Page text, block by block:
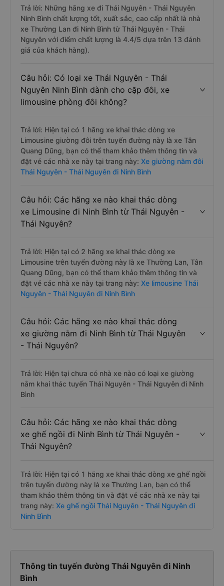
Trả lời: Những hãng xe đi Thái Nguyên - Thái Nguyên
Ninh Bình chất lượng tốt, xuất sắc, cao cấp nhất là nhà
xe Thường Lan đi Ninh Bình từ Thái Nguyên - Thái
Nguyên với điểm chất lượng là 4.4/5 dựa trên 13 đánh
giá của khách hàng).
Câu hỏi: Có loại xe Thái Nguyên - Thái
Nguyên Ninh Bình dành cho cặp đôi, xe
limousine phòng đôi không?
Trả lời: Hiện tại có 1 hãng xe khai thác dòng xe
Limousine giường đôi trên tuyến đường này là xe Tân
Quang Dũng, bạn có thể tham khảo thêm thông tin và
đặt vé các nhà xe này tại trang này: Xe giường nằm đôi
Thái Nguyên - Thái Nguyên đi Ninh Bình
Câu hỏi: Các hãng xe nào khai thác dòng
xe Limousine đi Ninh Bình từ Thái Nguyên -
Thái Nguyên?
Trả lời: Hiện tại có 2 hãng xe khai thác dòng xe
Limousine trên tuyến đường này là xe Thường Lan, Tân
Quang Dũng, bạn có thể tham khảo thêm thông tin và
đặt vé các nhà xe này tại trang này: Xe limousine Thái
Nguyên - Thái Nguyên đi Ninh Bình
Câu hỏi: Các hãng xe nào khai thác dòng
xe giường nằm đi Ninh Bình từ Thái Nguyên
- Thái Nguyên?
Trả lời: Hiện tại chưa có nhà xe nào có loại xe giường
nằm khai thác tuyến Thái Nguyên - Thái Nguyên đi Ninh
Bình
Câu hỏi: Các hãng xe nào khai thác dòng
xe ghế ngồi đi Ninh Bình từ Thái Nguyên -
Thái Nguyên?
Trả lời: Hiện tại có 1 hãng xe khai thác dòng xe ghế ngồi
trên tuyến đường này là xe Thường Lan, bạn có thể
tham khảo thêm thông tin và đặt vé các nhà xe này tại
trang này: Xe ghế ngồi Thái Nguyên - Thái Nguyên đi
Ninh Bình
Thông tin tuyến đường Thái Nguyên đi Ninh
Bình